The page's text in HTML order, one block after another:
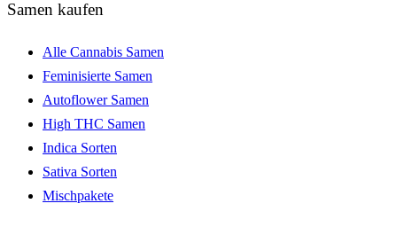
Samen kaufen
Alle Cannabis Samen
Feminisierte Samen
Autoflower Samen
High THC Samen
Indica Sorten
Sativa Sorten
Mischpakete